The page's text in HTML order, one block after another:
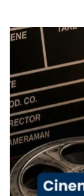
Foto
View on Facebook
de
1 week ago
Aquest
missa
comitè
del Sant